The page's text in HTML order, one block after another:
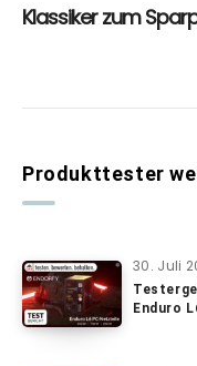
Produkttester
30. Juli
Enduro